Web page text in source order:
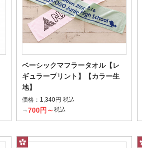
円
ベーシックマフラータオル【レ
ギュラープリント】【カラー生
地】
価格： 1,340円 税込
→700円～税込